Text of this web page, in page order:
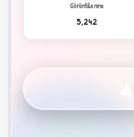
Görüntülenme
5,242